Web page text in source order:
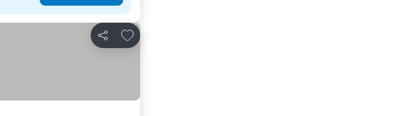
Partilhar
Adicionar aos favoritos